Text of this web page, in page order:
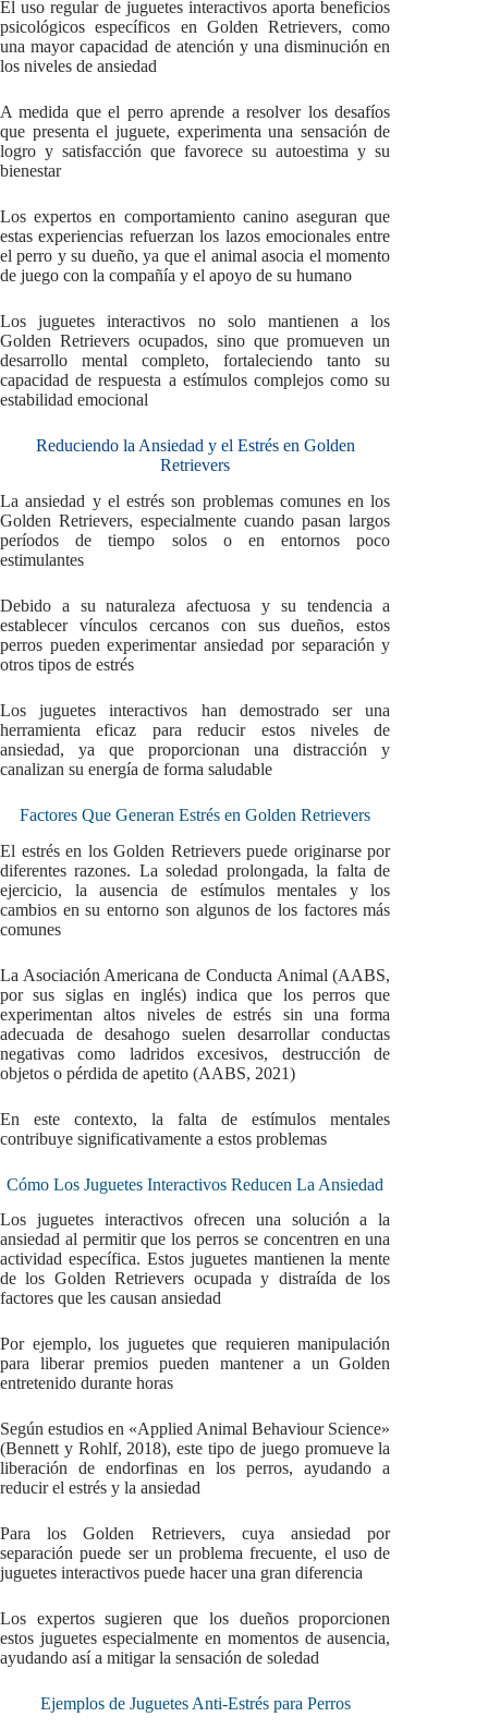
El uso regular de juguetes interactivos aporta beneficios
psicológicos específicos en Golden Retrievers, como
una mayor capacidad de atención y una disminución en
los niveles de ansiedad
A medida que el perro aprende a resolver los desafíos
que presenta el juguete, experimenta una sensación de
logro y satisfacción que favorece su autoestima y su
bienestar
Los expertos en comportamiento canino aseguran que
estas experiencias refuerzan los lazos emocionales entre
el perro y su dueño, ya que el animal asocia el momento
de juego con la compañía y el apoyo de su humano
Los juguetes interactivos no solo mantienen a los
Golden Retrievers ocupados, sino que promueven un
desarrollo mental completo, fortaleciendo tanto su
capacidad de respuesta a estímulos complejos como su
estabilidad emocional
Reduciendo la Ansiedad y el Estrés en Golden
Retrievers
La ansiedad y el estrés son problemas comunes en los
Golden Retrievers, especialmente cuando pasan largos
períodos de tiempo solos o en entornos poco
estimulantes
Debido a su naturaleza afectuosa y su tendencia a
establecer vínculos cercanos con sus dueños, estos
perros pueden experimentar ansiedad por separación y
otros tipos de estrés
Los juguetes interactivos han demostrado ser una
herramienta eficaz para reducir estos niveles de
ansiedad, ya que proporcionan una distracción y
canalizan su energía de forma saludable
Factores Que Generan Estrés en Golden Retrievers
El estrés en los Golden Retrievers puede originarse por
diferentes razones. La soledad prolongada, la falta de
ejercicio, la ausencia de estímulos mentales y los
cambios en su entorno son algunos de los factores más
comunes
La Asociación Americana de Conducta Animal (AABS,
por sus siglas en inglés) indica que los perros que
experimentan altos niveles de estrés sin una forma
adecuada de desahogo suelen desarrollar conductas
negativas como ladridos excesivos, destrucción de
objetos o pérdida de apetito (AABS, 2021)
En este contexto, la falta de estímulos mentales
contribuye significativamente a estos problemas
Cómo Los Juguetes Interactivos Reducen La Ansiedad
Los juguetes interactivos ofrecen una solución a la
ansiedad al permitir que los perros se concentren en una
actividad específica. Estos juguetes mantienen la mente
de los Golden Retrievers ocupada y distraída de los
factores que les causan ansiedad
Por ejemplo, los juguetes que requieren manipulación
para liberar premios pueden mantener a un Golden
entretenido durante horas
Según estudios en «Applied Animal Behaviour Science»
(Bennett y Rohlf, 2018), este tipo de juego promueve la
liberación de endorfinas en los perros, ayudando a
reducir el estrés y la ansiedad
Para los Golden Retrievers, cuya ansiedad por
separación puede ser un problema frecuente, el uso de
juguetes interactivos puede hacer una gran diferencia
Los expertos sugieren que los dueños proporcionen
estos juguetes especialmente en momentos de ausencia,
ayudando así a mitigar la sensación de soledad
Ejemplos de Juguetes Anti-Estrés para Perros